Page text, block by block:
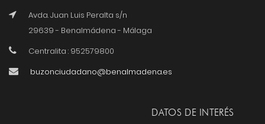
Avda. Juan Luis Peralta s/n
29639 - Benalmádena - Málaga
Centralita : 952579800
buzonciudadano@benalmadena.es
DATOS DE INTERÉS